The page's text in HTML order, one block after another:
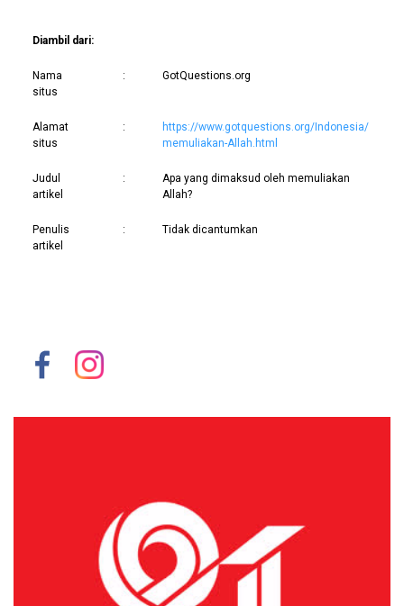
Diambil dari:
Nama
situs
: GotQuestions.org
Alamat
situs
:
https://www.gotquestions.org/Indonesia/
memuliakan-Allah.html
Judul
artikel
:
Apa yang dimaksud oleh memuliakan
Allah?
Penulis
artikel
: Tidak dicantumkan